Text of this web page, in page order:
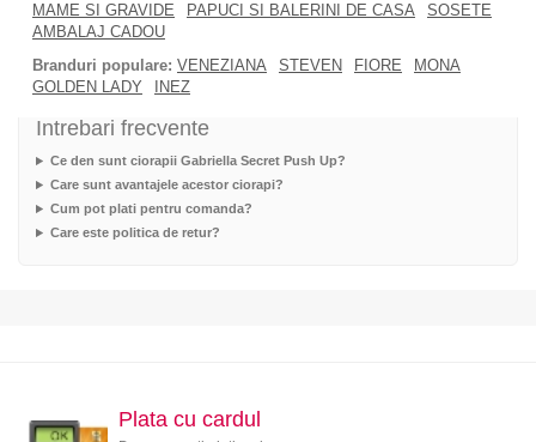
MAME SI GRAVIDE
PAPUCI SI BALERINI DE CASA
SOSETE
AMBALAJ CADOU
Branduri populare: VENEZIANA STEVEN FIORE
MONA
GOLDEN LADY
INEZ
Intrebari frecvente
Ce den sunt ciorapii Gabriella Secret Push Up?
Care sunt avantajele acestor ciorapi?
Cum pot plati pentru comanda?
Care este politica de retur?
Plata cu cardul